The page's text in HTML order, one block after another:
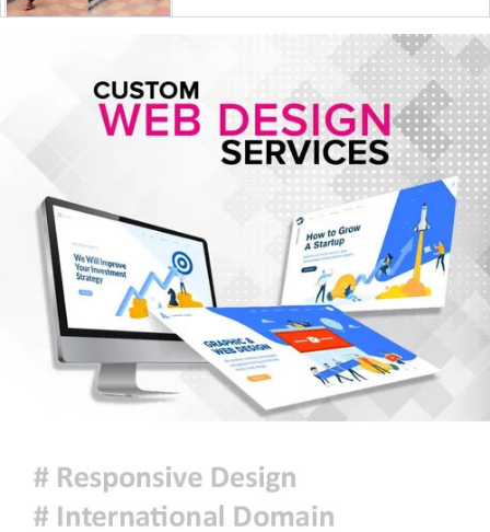
জুলাই স্মৃতি জাদুঘর পরিদর্শন করলেন
সৌদি আরব, তুরস্ক ও পাকিস্তানের মক্কা
চুক্তি স্বাক্ষর, কাগুজে চুক্তি সৌদিকে
নিরাপত্তা দেবে না- ইরান
হরমুজ সংকট: বিশ্ববাজারে আরও বাড়ল
তেলের দাম
মুক্তিযুদ্ধ কোনো রাজনৈতিক দলের যুদ্ধ
ছিল না : ভারপ্রাপ্ত রাষ্ট্রপতি
ঢাকায় হালকা বৃষ্টি হতে পারে, দেশের
কোথাও কোথাও মাঝারি থেকে ভারী
বর্ষণের সম্ভাবনা